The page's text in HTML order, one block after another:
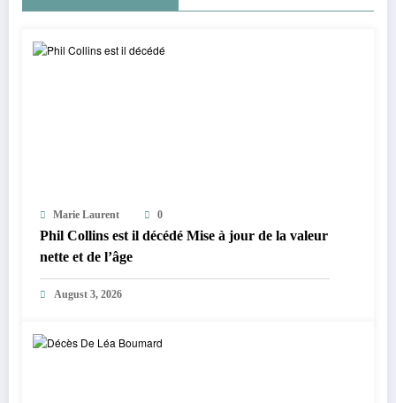
Marie Laurent 0
Phil Collins est il décédé Mise à jour de la valeur
nette et de l’âge
August 3, 2026